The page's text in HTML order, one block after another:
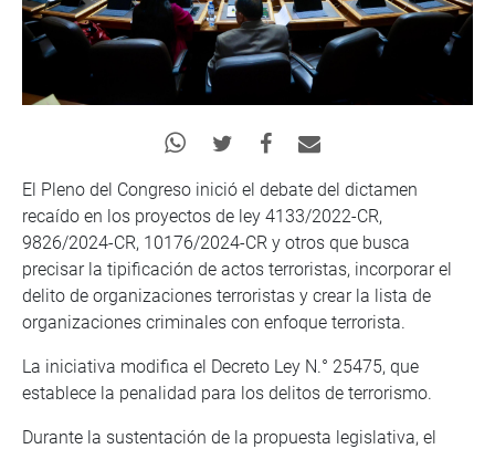
El Pleno del Congreso inició el debate del dictamen
recaído en los proyectos de ley 4133/2022-CR,
9826/2024-CR, 10176/2024-CR y otros que busca
precisar la tipificación de actos terroristas, incorporar el
delito de organizaciones terroristas y crear la lista de
organizaciones criminales con enfoque terrorista.
La iniciativa modifica el Decreto Ley N.° 25475, que
establece la penalidad para los delitos de terrorismo.
Durante la sustentación de la propuesta legislativa, el